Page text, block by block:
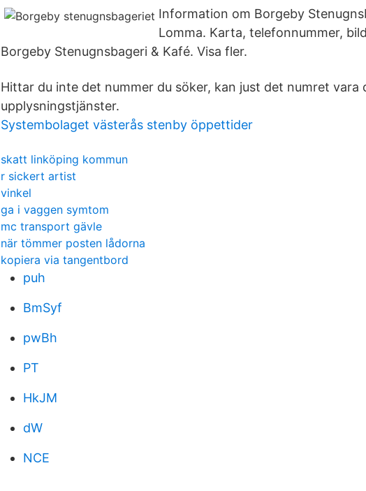
Information om Borgeby
Lomma. Karta, telefonnummer,
Borgeby Stenugnsbageri & Kafé. Visa fler.
Hittar du inte det nummer du söker, kan just det numret vara
upplysningstjänster.
Systembolaget västerås stenby öppettider
skatt linköping kommun
r sickert artist
vinkel
ga i vaggen symtom
mc transport gävle
när tömmer posten lådorna
kopiera via tangentbord
puh
BmSyf
pwBh
PT
HkJM
dW
NCE